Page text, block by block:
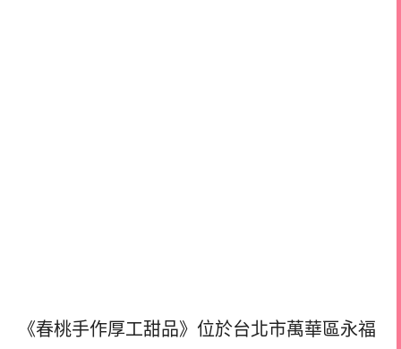
《春桃手作厚工甜品》位於台北市萬華區永福